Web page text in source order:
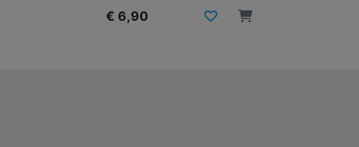
€ 6,90